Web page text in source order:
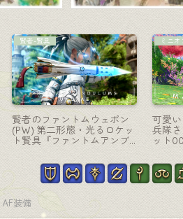
青魔道士-杖
青魔道士の光る武器・ダイ
ヤモンドダストを放つ氷狼
フェンリルのステッキ『プ
レダトリス』
コー
【ミ
カッ
ディネ
AF装備